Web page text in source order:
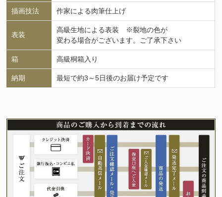
描画技法 作家による肉筆仕上げ
表装
高級生地による表装 ※裂地の色が
変わる場合がございます。ご了承下さい
箱 高級桐箱入り
納期 最短で約3～5日後のお届け予定です